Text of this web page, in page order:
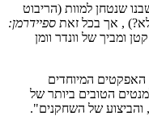
שחשבנו שנטחן למוות (הריבוט
לא?) , אך בכל זאת ספיידרמן:
ומביך של וונדר וומן
עם האפקטים המיוחדים
הטובים ביותר של
של השחקנים".